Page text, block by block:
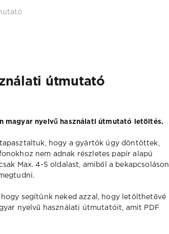
útmutató
magyar nyelvű használati útmutató letöltés.
hogy a gyártók úgy döntöttek,
nem adnak részletes papír alapú
Max. 4-5 oldalast, amiből a bekapcsoláson
segítünk neked azzal, hogy letölthetővé
nyelvű használati útmutatóit, amit PDF